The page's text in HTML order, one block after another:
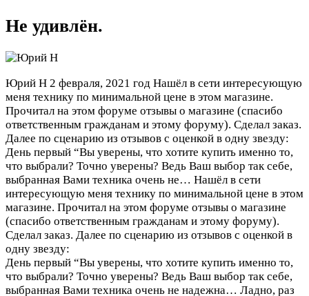
Не удивлён.
Юрий Н 2 февраля, 2021 год Нашёл в сети интересующую
меня технику по минимальной цене в этом магазине.
Прочитал на этом форуме отзывы о магазине (спасибо
ответственным гражданам и этому форуму). Сделал заказ.
Далее по сценарию из отзывов с оценкой в одну звезду:
День первый “Вы уверены, что хотите купить именно то,
что выбрали? Точно уверены? Ведь Ваш выбор так себе,
выбранная Вами техника очень не… Нашёл в сети
интересующую меня технику по минимальной цене в этом
магазине. Прочитал на этом форуме отзывы о магазине
(спасибо ответственным гражданам и этому форуму).
Сделал заказ. Далее по сценарию из отзывов с оценкой в
одну звезду:
День первый “Вы уверены, что хотите купить именно то,
что выбрали? Точно уверены? Ведь Ваш выбор так себе,
выбранная Вами техника очень не надежна… Ладно, раз